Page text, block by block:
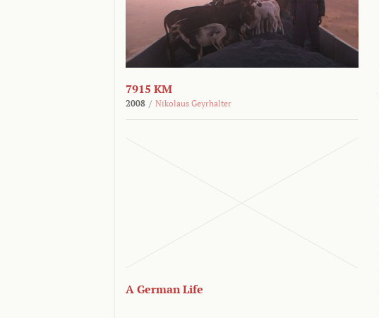
7915 KM
2008 / Nikolaus Geyrhalter
A German Life